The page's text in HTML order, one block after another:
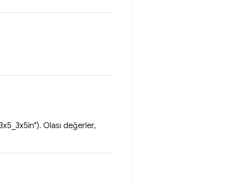
Olası değerler,